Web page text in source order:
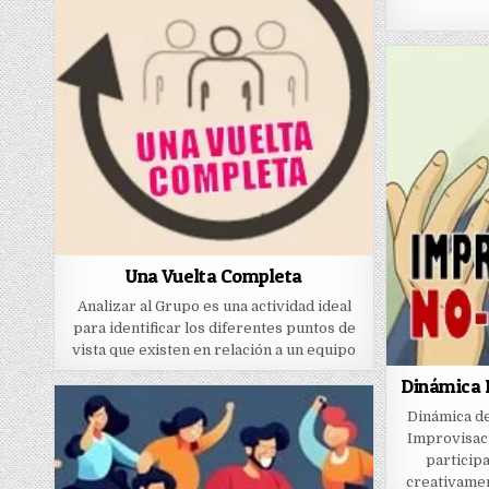
Una Vuelta Completa
Analizar al Grupo es una actividad ideal
para identificar los diferentes puntos de
vista que existen en relación a un equipo
Dinámica
Dinámica